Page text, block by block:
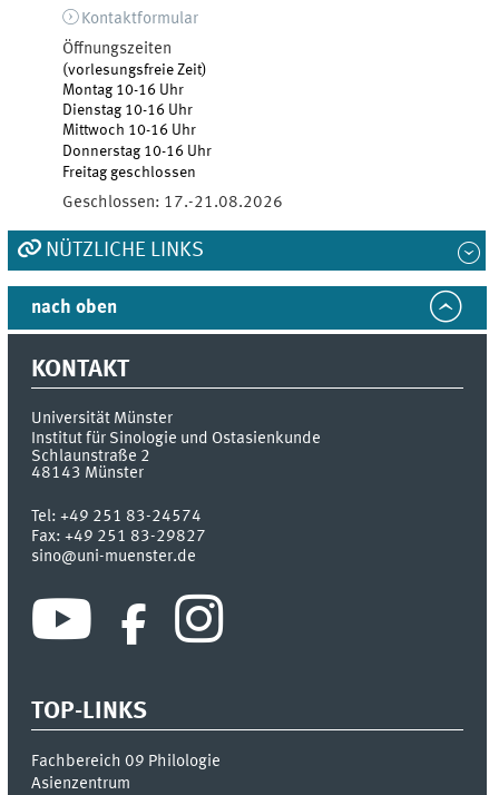
Kontaktformular
Öffnungszeiten
(vorlesungsfreie Zeit)
Montag 10-16 Uhr
Dienstag 10-16 Uhr
Mittwoch 10-16 Uhr
Donnerstag 10-16 Uhr
Freitag geschlossen
Geschlossen: 17.-21.08.2026
NÜTZLICHE LINKS
nach oben
KONTAKT
Universität Münster
Institut für Sinologie und Ostasienkunde
Schlaunstraße 2
48143 Münster
Tel:+49 251 83-24574
Fax:+49 251 83-29827
sino@uni-muenster.de
TOP-LINKS
Fachbereich 09 Philologie
Asienzentrum